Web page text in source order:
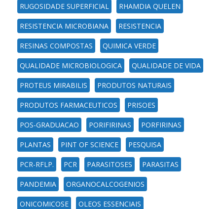
RUGOSIDADE SUPERFICIAL RHAMDIA QUELEN
RESISTENCIA MICROBIANA RESISTENCIA
RESINAS COMPOSTAS QUIMICA VERDE
QUALIDADE MICROBIOLOGICA QUALIDADE DE VIDA
PROTEUS MIRABILIS PRODUTOS NATURAIS
PRODUTOS FARMACEUTICOS PRISOES
POS-GRADUACAO PORIFIRINAS PORFIRINAS
PLANTAS PINT OF SCIENCE PESQUISA
PCR-RFLP. PCR PARASITOSES PARASITAS
PANDEMIA ORGANOCALCOGENIOS
ONICOMICOSE OLEOS ESSENCIAIS